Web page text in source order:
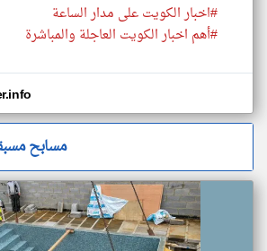
#اخبار الكويت على مدار الساعة
#أهم اخبار الكويت العاجلة والمباشرة
مسابح